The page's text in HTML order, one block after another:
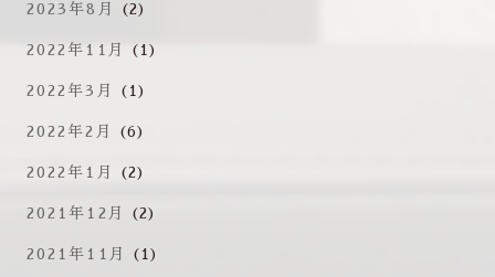
2023年8月 (2)
2022年11月 (1)
2022年3月 (1)
2022年2月 (6)
2022年1月 (2)
2021年12月 (2)
2021年11月 (1)